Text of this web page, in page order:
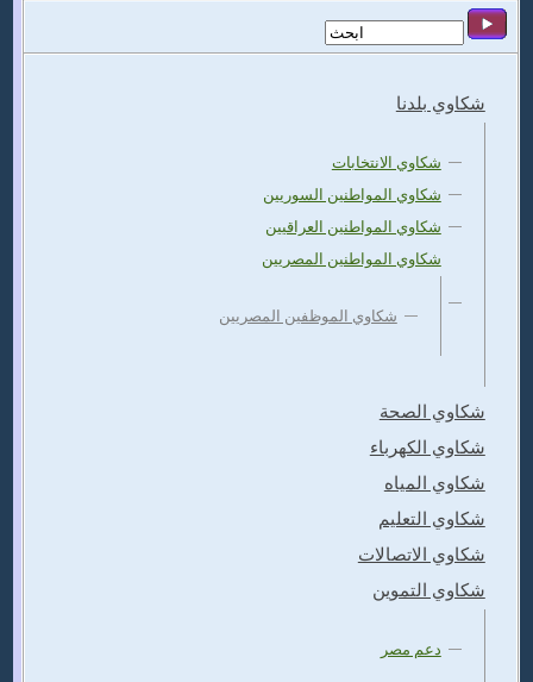
شكاوي بلدنا
شكاوي الانتخابات
شكاوي المواطنين السوريين
شكاوي المواطنين العراقيين
شكاوي المواطنين المصريين
شكاوي الموظفين المصريين
شكاوي الصحة
شكاوي الكهرباء
شكاوي المياه
شكاوي التعليم
شكاوي الاتصالات
شكاوي التموين
دعم مصر